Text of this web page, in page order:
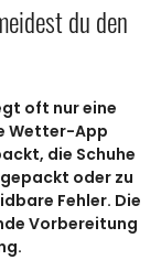
du den
oft nur eine
Wetter-App
die Schuhe
oder zu
Fehler. Die
Vorbereitung